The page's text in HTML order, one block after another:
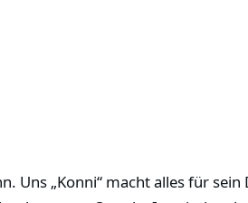
Uns „Konni“ macht alles für